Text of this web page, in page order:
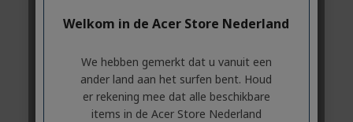
Welkom in de Acer Store Nederland
We hebben gemerkt dat u vanuit een
ander land aan het surfen bent. Houd
er rekening mee dat alle beschikbare
items in de Acer Store Nederland